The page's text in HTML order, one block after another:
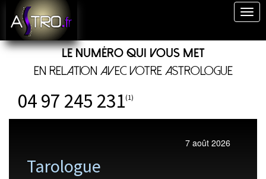
Le numéro qui vous met
en relation avec votre astrologue
04 97 245 231(1)
7 août 2026
Tarologue